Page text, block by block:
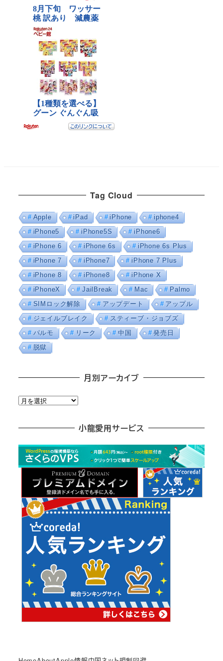
Tag Cloud
Apple iPad iPhone
iphone4
iPhone5
iPhone5S
iPhone6
iPhone 6
iPhone 6s
iPhone 6s Plus
iPhone 7
iPhone7
iPhone 7 Plus
iPhone 8
iPhone8
iPhone X
iPhoneX
JailBreak Mac
Palmo
SIMロック解除
アップデート
アップル
ジェイルブレイク
スティーブ・ジョブズ
パルモ
リーク 中国
発売日
脱獄
月別アーカイブ
月
カ
小龍愛用サービス